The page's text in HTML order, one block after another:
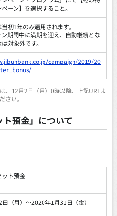
ーン】を選択すること。
当初1年のみ適用されます。
ン期間中に満期を迎え、自動継続とな
対象外です。
campaign/2019/20
、12月2日（月）0時以降、上記URLよ
さい。
預金」について
ット預金
（月）～2020年1月31日（金）